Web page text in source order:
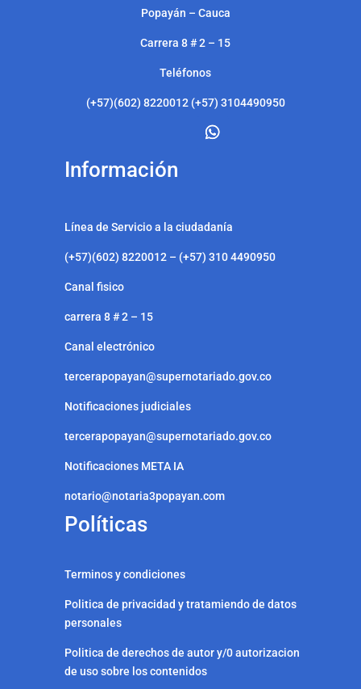
Popayán – Cauca
Carrera 8 # 2 – 15
Teléfonos
(+57)(602) 8220012 (+57) 3104490950
Información
Línea de Servicio a la ciudadanía
(+57)(602) 8220012 – (+57) 310 4490950
Canal fisico
carrera 8 # 2 – 15
Canal electrónico
tercerapopayan@supernotariado.gov.co
Notificaciones judiciales
tercerapopayan@supernotariado.gov.co
Notificaciones META IA
notario@notaria3popayan.com
Políticas
Terminos y condiciones
Politica de privacidad y tratamiendo de datos
personales
Politica de derechos de autor y/0 autorizacion
de uso sobre los contenidos